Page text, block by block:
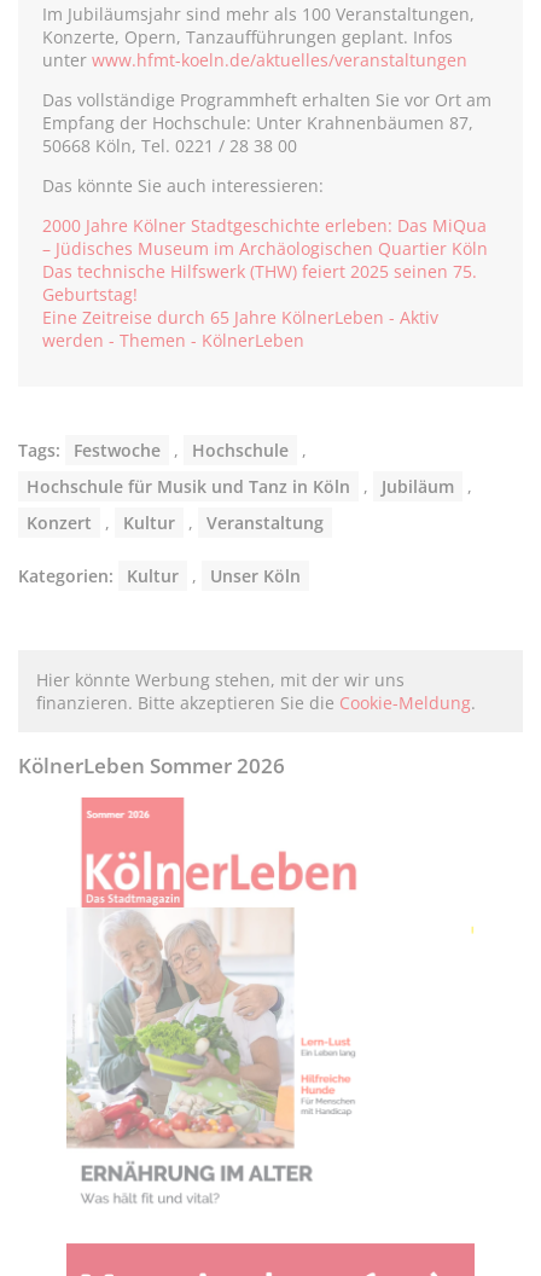
Im Jubiläumsjahr sind mehr als 100 Veranstaltungen,
Konzerte, Opern, Tanzaufführungen geplant. Infos
unter www.hfmt-koeln.de/aktuelles/veranstaltungen
Das vollständige Programmheft erhalten Sie vor Ort am
Empfang der Hochschule: Unter Krahnenbäumen 87,
50668 Köln, Tel. 0221 / 28 38 00
Das könnte Sie auch interessieren:
2000 Jahre Kölner Stadtgeschichte erleben: Das MiQua
– Jüdisches Museum im Archäologischen Quartier Köln
Das technische Hilfswerk (THW) feiert 2025 seinen 75.
Geburtstag!
Eine Zeitreise durch 65 Jahre KölnerLeben - Aktiv
werden - Themen - KölnerLeben
Tags: Festwoche , Hochschule
,
Hochschule für Musik und Tanz in Köln
, Jubiläum
,
Konzert
, Kultur , Veranstaltung
Kategorien: Kultur , Unser Köln
Hier könnte Werbung stehen, mit der wir uns
finanzieren. Bitte akzeptieren Sie die Cookie-Meldung.
KölnerLeben Sommer 2026